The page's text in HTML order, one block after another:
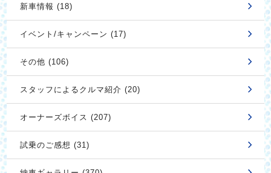
新車情報 (18)
イベント/キャンペーン (17)
その他 (106)
スタッフによるクルマ紹介 (20)
オーナーズボイス (207)
試乗のご感想 (31)